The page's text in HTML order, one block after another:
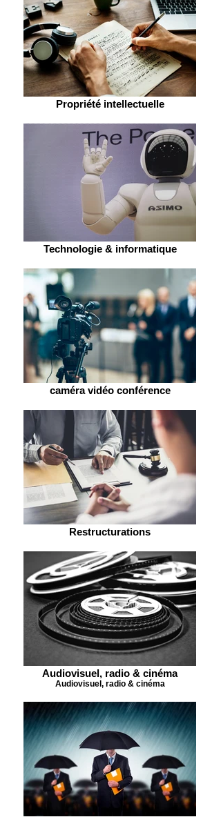
Propriété intellectuelle
Technologie & informatique
caméra vidéo conférence
Restructurations
Audiovisuel, radio & cinéma
Audiovisuel, radio & cinéma